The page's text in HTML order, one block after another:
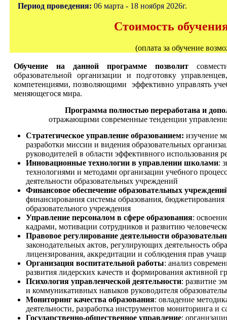
Период проведения: 06 марта - 18 ноября 2026г.
Стоимость
(оплата за обучение возможна
Обучение на данной программе позволит
образовательной организации и подготовку
компетенциями, позволяющими эффективно управлять
меняющегося мира.
Программа полностью переработана и
отражающими современные тенденции
Стратегическое управление образованием: изучение
разработки миссии и видения образовательных
руководителей в области эффективного использования
Инновационные технологии в управлении школами:
технологиями и методами организации учебного
деятельности образовательных учреждений
Финансовое обеспечение образовательных
финансирования системы образования, бюджетирования
образовательного учреждения
Управление персоналом в сфере образования:
кадрами, мотивации сотрудников и развитию
Правовое регулирование деятельности
законодательных актов, регулирующих деятельность
лицензирования, аккредитации и соблюдения прав
Организация воспитательной работы: анализ
развития лидерских качеств и формирования активной
Психология управленческой деятельности: развитие
и коммуникативных навыков руководителя
Мониторинг качества образования: овладение
деятельности, разработка инструментов мониторинга
Государственно-общественное управление: